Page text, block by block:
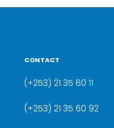
CONTACT
(+253) 21 35 60 11
(+253) 21 35 60 92